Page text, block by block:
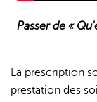
Passer de «
La prescription
prestation des